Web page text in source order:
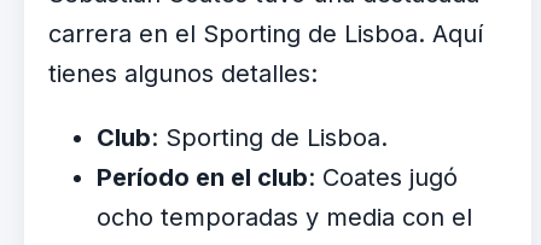
carrera en el Sporting de Lisboa. Aquí
tienes algunos detalles:
Club: Sporting de Lisboa.
Período en el club: Coates jugó
ocho temporadas y media con el